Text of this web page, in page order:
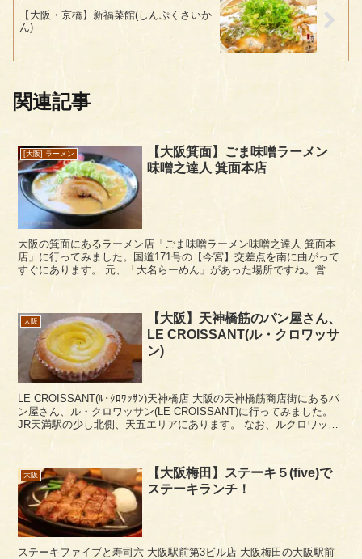
【大阪・京橋】新福菜館(しんぷくさいか
ん)
関連記事
[大阪] ラーメン
【大阪箕面】ごま味噌ラーメン
味噌之達人 箕面本店
大阪の箕面にあるラーメン店「ごま味噌ラーメン味噌之達人 箕面本
店」に行ってみました。国道171号の【今宮】交差点を南に曲がって
すぐにあります。 元、「大名らーめん」があった場所ですね。営業
大阪
【大阪】天神橋筋のパン屋さん、
LE CROISSANT(ル・クロワッサ
ン)
LE CROISSANT(ﾙ･ｸﾛﾜｯｻﾝ)天神橋店 大阪の天神橋筋商店街にあるパ
ン屋さん、ル・クロワッサン(LE CROISSANT)に行ってみました。
JR天満駅の少し北側、天五エリアにあります。 なお、ルクロワッサ
大阪
【大阪梅田】ステーキ５(five)で
ステーキランチ！
ステーキファイブと寿司六 大阪駅前第3ビル店 大阪梅田の大阪駅前